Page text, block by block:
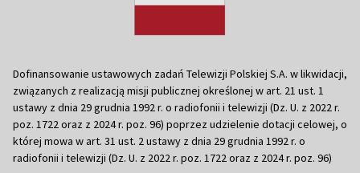
Dofinansowanie ustawowych zadań Telewizji Polskiej S.A. w likwidacji,
związanych z realizacją misji publicznej określonej w art. 21 ust. 1
ustawy z dnia 29 grudnia 1992 r. o radiofonii i telewizji (Dz. U. z 2022 r.
poz. 1722 oraz z 2024 r. poz. 96) poprzez udzielenie dotacji celowej, o
której mowa w art. 31 ust. 2 ustawy z dnia 29 grudnia 1992 r. o
radiofonii i telewizji (Dz. U. z 2022 r. poz. 1722 oraz z 2024 r. poz. 96)